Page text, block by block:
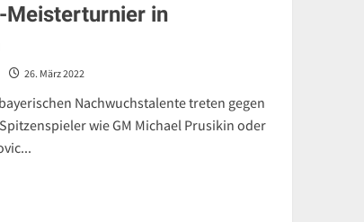
Meisterturnier in
26. März 2022
Nachwuchstalente treten gegen
wie GM Michael Prusikin oder